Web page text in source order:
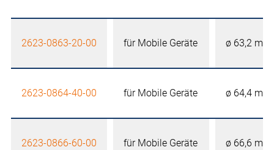
2623-0863-20-00 für Mobile Geräte ø 63,2 mm
2623-0864-40-00 für Mobile Geräte ø 64,4 mm
2623-0866-60-00 für Mobile Geräte ø 66,6 mm